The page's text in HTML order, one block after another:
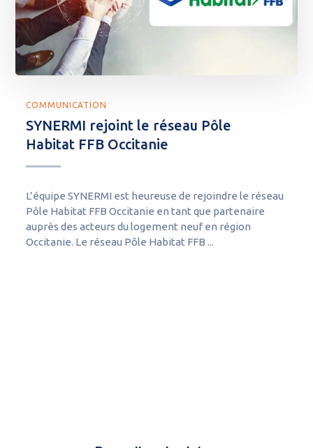
COMMUNICATION
SYNERMI rejoint le réseau Pôle
Habitat FFB Occitanie
L’équipe SYNERMI est heureuse de rejoindre le réseau
Pôle Habitat FFB Occitanie en tant que partenaire
auprès des acteurs du logement neuf en région
Occitanie. Le réseau Pôle Habitat FFB ...